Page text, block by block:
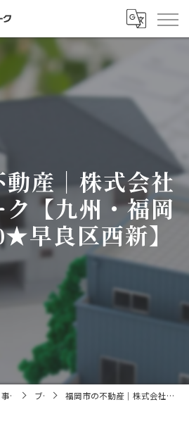
産｜株式会社
【九州・福岡
早良区西新】
事業内容 ブログ 福岡市の不動産｜株式会社ランドマーク【九州・福岡レポvol.60★早良区西新】